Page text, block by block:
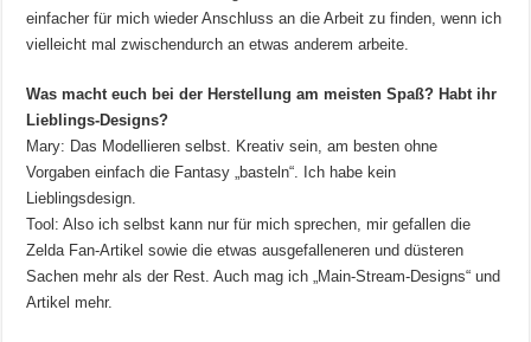
einfacher für mich wieder Anschluss an die Arbeit zu finden, wenn ich
vielleicht mal zwischendurch an etwas anderem arbeite.
Was macht euch bei der Herstellung am meisten Spaß? Habt ihr
Lieblings-Designs?
Mary: Das Modellieren selbst. Kreativ sein, am besten ohne
Vorgaben einfach die Fantasy „basteln“. Ich habe kein
Lieblingsdesign.
Tool: Also ich selbst kann nur für mich sprechen, mir gefallen die
Zelda Fan-Artikel sowie die etwas ausgefalleneren und düsteren
Sachen mehr als der Rest. Auch mag ich „Main-Stream-Designs“ und
Artikel mehr.